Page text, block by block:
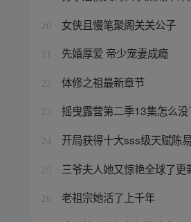
20 女侠且慢笔聚阁关关公子
21 先婚厚爱 帝少宠妻成瘾
22 体修之祖最新章节
23 摇曳露营第二季13集怎么没
24 开局获得十大sss级天赋陈易
25 三爷夫人她又惊艳全球了更
26 老祖宗她活了上千年